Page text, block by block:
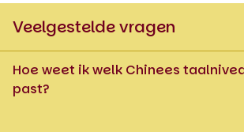
Veelgestelde vragen
Hoe weet ik welk Chinees
past?